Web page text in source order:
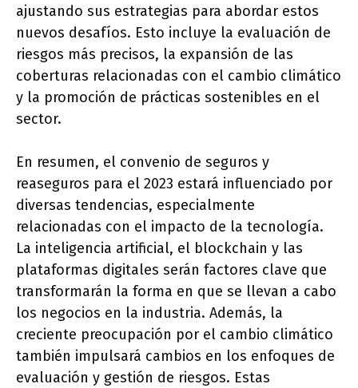
ajustando sus estrategias para abordar estos
nuevos desafíos. Esto incluye la evaluación de
riesgos más precisos, la expansión de las
coberturas relacionadas con el cambio climático
y la promoción de prácticas sostenibles en el
sector.
En resumen, el convenio de seguros y
reaseguros para el 2023 estará influenciado por
diversas tendencias, especialmente
relacionadas con el impacto de la tecnología.
La inteligencia artificial, el blockchain y las
plataformas digitales serán factores clave que
transformarán la forma en que se llevan a cabo
los negocios en la industria. Además, la
creciente preocupación por el cambio climático
también impulsará cambios en los enfoques de
evaluación y gestión de riesgos. Estas